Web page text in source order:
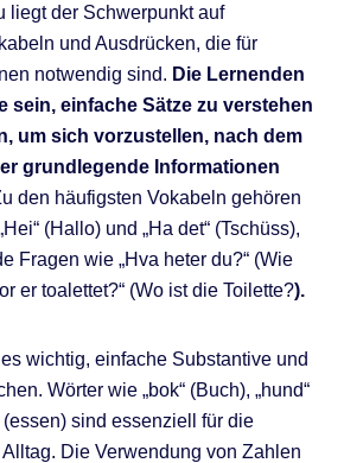
liegt der Schwerpunkt auf
und Ausdrücken, die für
notwendig sind. Die Lernenden
sein, einfache Sätze zu verstehen
um sich vorzustellen, nach dem
grundlegende Informationen
den häufigsten Vokabeln gehören
(Hallo) und „Ha det“ (Tschüss),
Fragen wie „Hva heter du?“ (Wie
er toalettet?“ (Wo ist die Toilette?).
wichtig, einfache Substantive und
Wörter wie „bok“ (Buch), „hund“
(essen) sind essenziell für die
Die Verwendung von Zahlen